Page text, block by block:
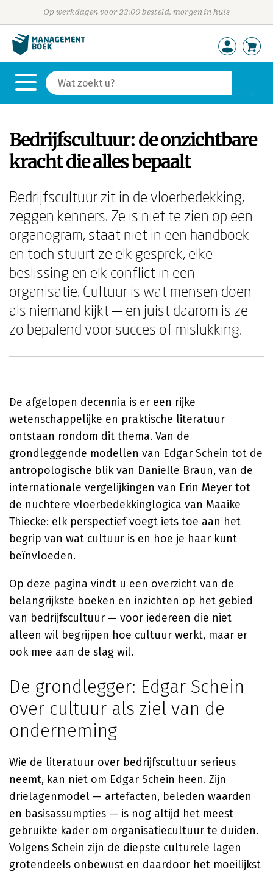
Op werkdagen voor 23:00 besteld, morgen in huis
Bedrijfscultuur: de onzichtbare
kracht die alles bepaalt
Bedrijfscultuur zit in de vloerbedekking,
zeggen kenners. Ze is niet te zien op een
organogram, staat niet in een handboek
en toch stuurt ze elk gesprek, elke
beslissing en elk conflict in een
organisatie. Cultuur is wat mensen doen
als niemand kijkt — en juist daarom is ze
zo bepalend voor succes of mislukking.
De afgelopen decennia is er een rijke
wetenschappelijke en praktische literatuur
ontstaan rondom dit thema. Van de
grondleggende modellen van Edgar Schein tot de
antropologische blik van Danielle Braun, van de
internationale vergelijkingen van Erin Meyer tot
de nuchtere vloerbedekkinglogica van Maaike
Thiecke: elk perspectief voegt iets toe aan het
begrip van wat cultuur is en hoe je haar kunt
beïnvloeden.
Op deze pagina vindt u een overzicht van de
belangrijkste boeken en inzichten op het gebied
van bedrijfscultuur — voor iedereen die niet
alleen wil begrijpen hoe cultuur werkt, maar er
ook mee aan de slag wil.
De grondlegger: Edgar Schein
over cultuur als ziel van de
onderneming
Wie de literatuur over bedrijfscultuur serieus
neemt, kan niet om Edgar Schein heen. Zijn
drielagenmodel — artefacten, beleden waarden
en basisassumpties — is nog altijd het meest
gebruikte kader om organisatiecultuur te duiden.
Volgens Schein zijn de diepste culturele lagen
grotendeels onbewust en daardoor het moeilijkst